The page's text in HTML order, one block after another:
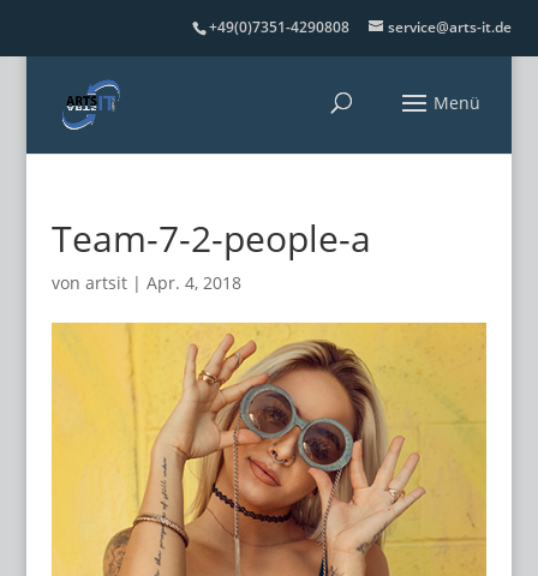
+49(0)7351-4290808 service@arts-it.de
Team-7-2-people-a
von artsit| Apr. 4, 2018